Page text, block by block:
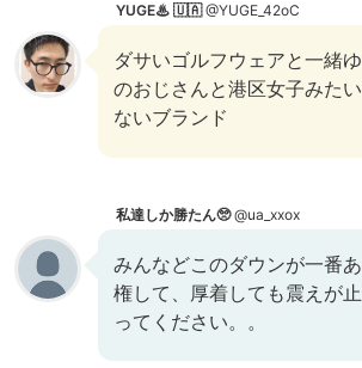
YUGE♨ 🇺🇦@YUGE_42oC
ダサいゴルフウェアと一緒
のおじさんと港区女子みた
ないブランド
私達しか勝たん🥺@ua_xxox
みんなどこのダウンが一番
権して、厚着しても震えが
ってください。。